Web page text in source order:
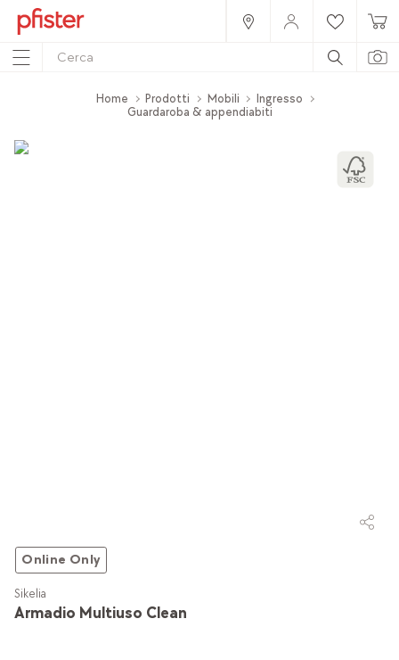
Home Prodotti Mobili
Ingresso
Guardaroba & appendiabiti
Online Only
Armadio Multiuso Clean
Sikelia